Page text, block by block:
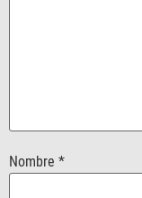
Nombre *